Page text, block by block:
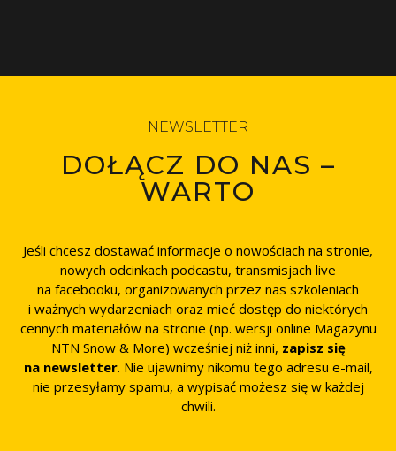
NEWSLETTER
DOŁĄCZ DO NAS –
WARTO
Jeśli chcesz dostawać informacje o nowościach na stronie,
nowych odcinkach podcastu, transmisjach live
na facebooku, organizowanych przez nas szkoleniach
i ważnych wydarzeniach oraz mieć dostęp do niektórych
cennych materiałów na stronie (np. wersji online Magazynu
NTN Snow & More) wcześniej niż inni, zapisz się
na newsletter. Nie ujawnimy nikomu tego adresu e-mail,
nie przesyłamy spamu, a wypisać możesz się w każdej
chwili.